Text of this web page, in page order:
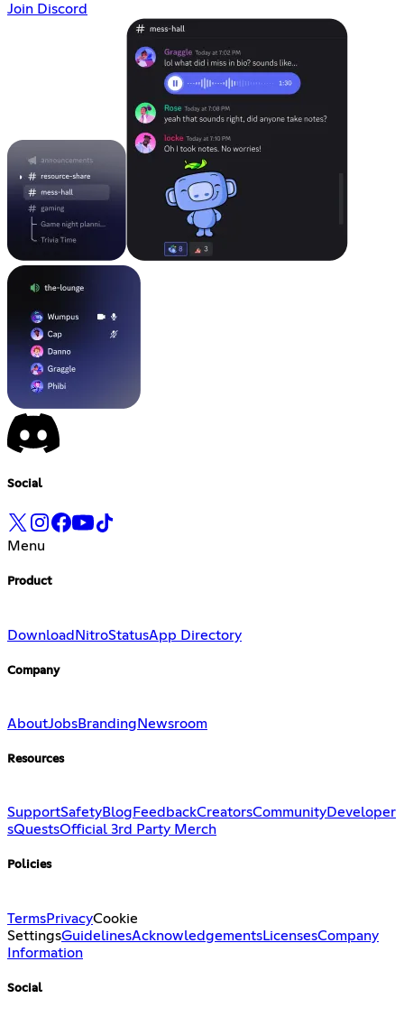
Join Discord
Social
Menu
Product
Download NitroStatusApp Directory
Company
AboutJobsBranding Newsroom
Resources
SupportSafetyBlog FeedbackCreatorsCommunityDeveloper
sQuestsOfficial 3rd Party Merch
Policies
TermsPrivacyCookie
SettingsGuidelinesAcknowledgementsLicensesCompany
Information
Social